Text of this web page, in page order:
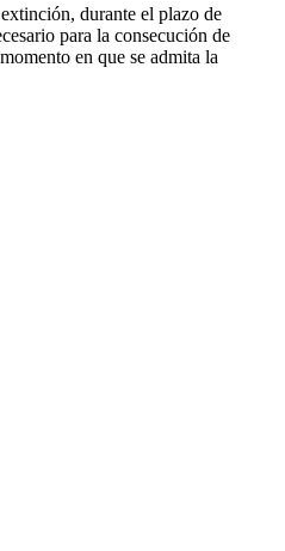
durante el plazo de
para la consecución de
en que se admita la